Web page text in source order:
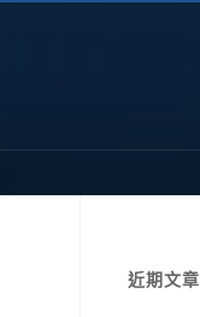
近期文章